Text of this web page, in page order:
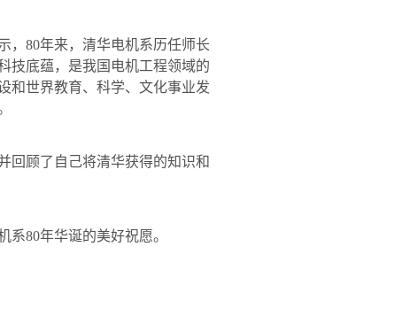
， 80年来，清华电机系历任师长
技底蕴，是我国电机工程领域的
和世界教育、科学、文化事业发
回顾了自己将清华获得的知识和
系80年华诞的美好祝愿。